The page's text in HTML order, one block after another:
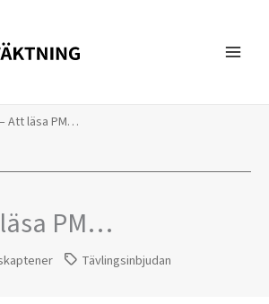
Att läsa PM…
PM…
Tävlingsinbjudan